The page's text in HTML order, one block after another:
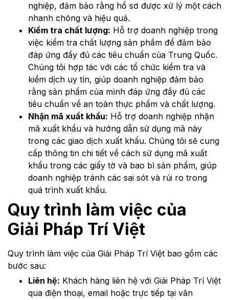
nghiệp, đảm bảo rằng hồ sơ được xử lý một cách
nhanh chóng và hiệu quả.
Kiểm tra chất lượng: Hỗ trợ doanh nghiệp trong
việc kiểm tra chất lượng sản phẩm để đảm bảo
đáp ứng đầy đủ các tiêu chuẩn của Trung Quốc.
Chúng tôi hợp tác với các tổ chức kiểm tra và
kiểm dịch uy tín, giúp doanh nghiệp đảm bảo
rằng sản phẩm của mình đáp ứng đầy đủ các
tiêu chuẩn về an toàn thực phẩm và chất lượng.
Nhận mã xuất khẩu: Hỗ trợ doanh nghiệp nhận
mã xuất khẩu và hướng dẫn sử dụng mã này
trong các giao dịch xuất khẩu. Chúng tôi sẽ cung
cấp thông tin chi tiết về cách sử dụng mã xuất
khẩu trong các giấy tờ và bao bì sản phẩm, giúp
doanh nghiệp tránh các sai sót và rủi ro trong
quá trình xuất khẩu.
Quy trình làm việc của
Giải Pháp Trí Việt
Quy trình làm việc của Giải Pháp Trí Việt bao gồm các
bước sau:
Liên hệ: Khách hàng liên hệ với Giải Pháp Trí Việt
qua điện thoại, email hoặc trực tiếp tại văn